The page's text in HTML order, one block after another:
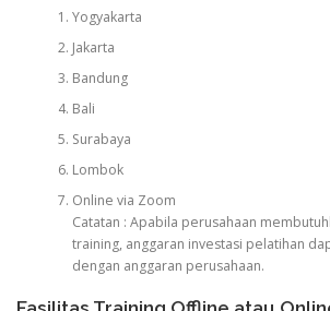
Yogyakarta
Jakarta
Bandung
Bali
Surabaya
Lombok
Online via Zoom
Catatan : Apabila perusahaan
training, anggaran investasi pelatihan
dengan anggaran perusahaan.